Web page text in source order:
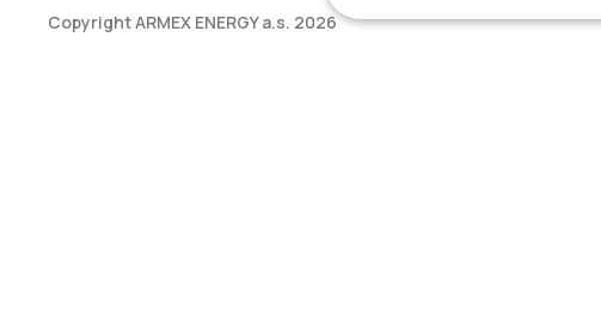
Copyright ARMEX ENERGY a.s. 2026
Bezpodmínečně